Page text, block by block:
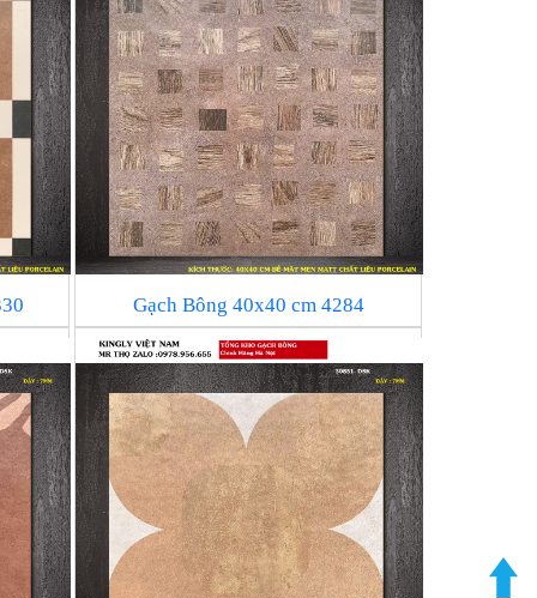
Gạch Bông 40x40 cm 4284